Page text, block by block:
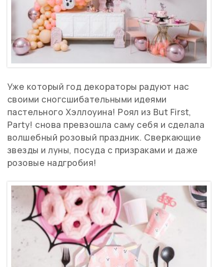
Уже который год декораторы радуют нас
своими сногсшибательными идеями
пастельного Хэллоуина! Роял из But First,
Party! снова превзошла саму себя и сделала
волшебный розовый праздник. Сверкающие
звезды и луны, посуда с призраками и даже
розовые надгробия!